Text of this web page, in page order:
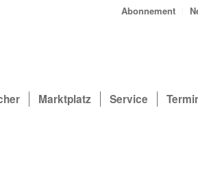
Abonnement
Marktplatz Service